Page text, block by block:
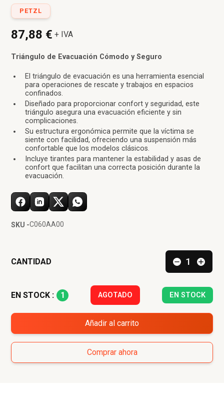
PETZL
87,88 € + IVA
Triángulo de Evacuación Cómodo y Seguro
El triángulo de evacuación es una herramienta esencial
para operaciones de rescate y trabajos en espacios
confinados.
Diseñado para proporcionar confort y seguridad, este
triángulo asegura una evacuación eficiente y sin
complicaciones.
Su estructura ergonómica permite que la víctima se
siente con facilidad, ofreciendo una suspensión más
confortable que los modelos clásicos.
Incluye tirantes para mantener la estabilidad y asas de
confort que facilitan una correcta posición durante la
evacuación.
SKU -C060AA00
CANTIDAD
EN STOCK : 1 AGOTADO EN STOCK
Añadir al carrito
Comprar ahora